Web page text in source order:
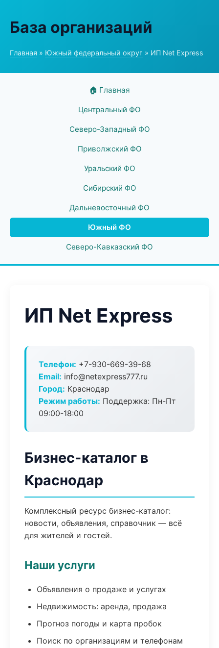
База организаций
Главная » Южный федеральный округ » ИП Net Express
🏠 Главная
Центральный ФО
Северо-Западный ФО
Приволжский ФО
Уральский ФО
Сибирский ФО
Дальневосточный ФО
Южный ФО
Северо-Кавказский ФО
ИП Net Express
Телефон: +7-930-669-39-68
Email: info@netexpress777.ru
Город: Краснодар
Режим работы: Поддержка: Пн-Пт
09:00-18:00
Бизнес-каталог в
Краснодар
Комплексный ресурс бизнес-каталог:
новости, объявления, справочник — всё
для жителей и гостей.
Наши услуги
Объявления о продаже и услугах
Недвижимость: аренда, продажа
Прогноз погоды и карта пробок
Поиск по организациям и телефонам